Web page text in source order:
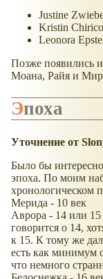
Justine
Kristin Chirico
Leonora
Позже появились
Моана, Райя и
Эпоха
Уточнение от
Было бы
эпоха. По моим
хронологическом
Мерида - 10 век
Аврора - 14 или 15
говорится о 14,
к 15. К тому же
есть как минимум
что немного